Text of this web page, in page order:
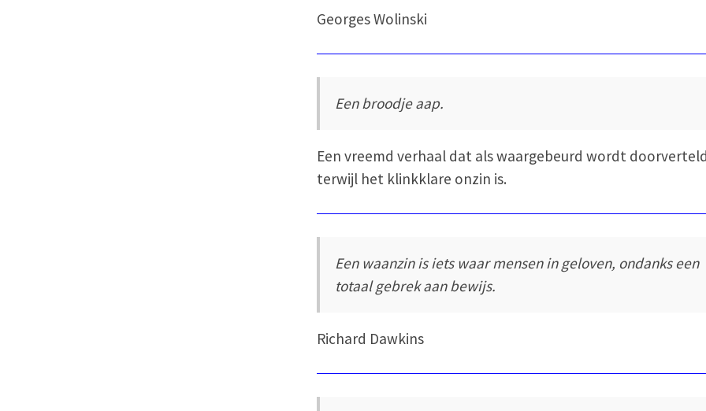
Georges Wolinski
Een broodje aap.
Een vreemd verhaal dat als waargebeurd wordt
terwijl het klinkklare onzin is.
Een waanzin is iets waar mensen in geloven, ondanks een
totaal gebrek aan bewijs.
Richard Dawkins